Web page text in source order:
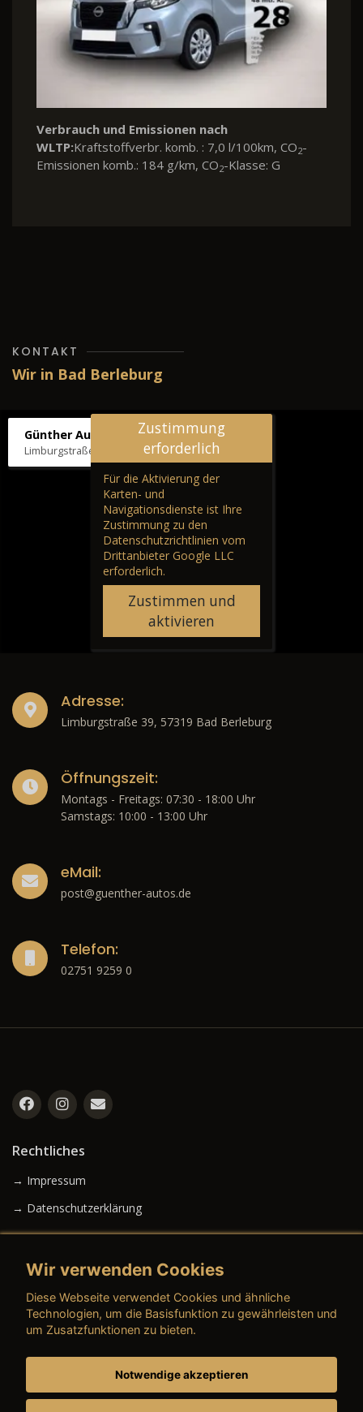
Verbrauch und Emissionen nach
WLTP:Kraftstoffverbr. komb. : 7,0 l/100km, CO2-
Emissionen komb.: 184 g/km, CO2-Klasse: G
KONTAKT
Wir in Bad Berleburg
Günther Autos & Service
Limburgstraße 39, 57319 Bad Berleburg
Zustimmung
erforderlich
Für die Aktivierung der
Karten- und
Navigationsdienste ist Ihre
Zustimmung zu den
Datenschutzrichtlinien vom
Drittanbieter Google LLC
erforderlich.
Zustimmen und
aktivieren
Adresse:
Limburgstraße 39, 57319 Bad Berleburg
Öffnungszeit:
Montags - Freitags: 07:30 - 18:00 Uhr
Samstags: 10:00 - 13:00 Uhr
eMail:
post@guenther-autos.de
Telefon:
02751 9259 0
Rechtliches
→ Impressum
→ Datenschutzerklärung
→ AGB (Gebrauchtwagen)
→ AGB (Teile & Zubehör)
Wir verwenden Cookies
Diese Webseite verwendet Cookies und ähnliche
Technologien, um die Basisfunktion zu gewährleisten und
um Zusatzfunktionen zu bieten.
Notwendige akzeptieren